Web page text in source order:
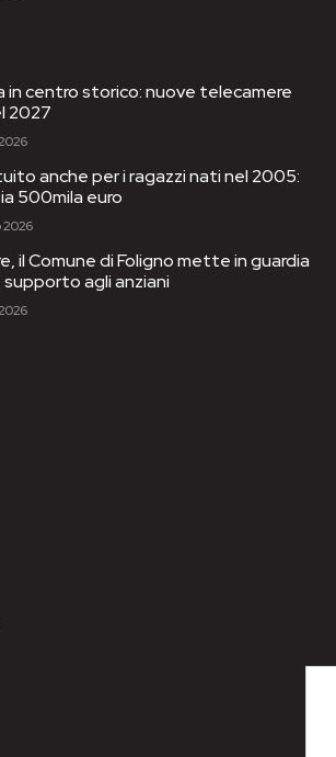
in centro storico: nuove telecamere
2027
anche per i ragazzi nati nel 2005:
500mila euro
2026
il Comune di Foligno mette in guardia
agli anziani